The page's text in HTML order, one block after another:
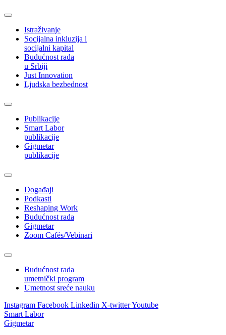
Istraživanje
Socijalna inkluzija i
socijalni kapital
Budućnost rada
u Srbiji
Just Innovation
Ljudska bezbednost
Publikacije
Smart Labor
publikacije
Gigmetar
publikacije
Događaji
Podkasti
Reshaping Work
Budućnost rada
Gigmetar
Zoom Cafés/Vebinari
Budućnost rada
umetnički program
Umetnost sreće nauku
Instagram Facebook Linkedin X-twitterYoutube
Smart Labor
Gigmetar